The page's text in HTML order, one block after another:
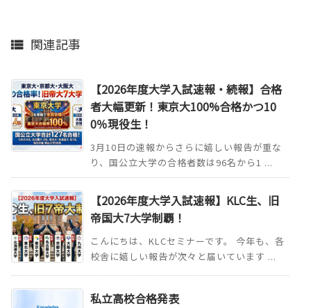
 関連記事
【2026年度大学入試速報・続報】合格
者大幅更新！東京大100%合格かつ10
0％現役生！
3月10日の速報からさらに嬉しい報告が重な
り、国公立大学の合格者数は96名から1 ...
【2026年度大学入試速報】KLC生、旧
帝国大7大学制覇！
こんにちは、KLCセミナーです。 今年も、各
校舎に嬉しい報告が次々と届いています ...
私立高校合格発表